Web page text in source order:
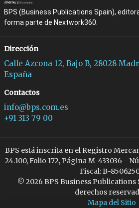
BPS (Business Publications Spain),
forma parte de Nextwork360.
Dirección
Calle Azcona 12, Bajo B, 28028
España
Contactos
info@bps.com.es
+91 313 79 00
BPS está inscrita en el Registro
24.100, Folio 172, Página M-433036 -
Fiscal: B-
© 2026 BPS Business Publications
derechos
Mapa del Sitio